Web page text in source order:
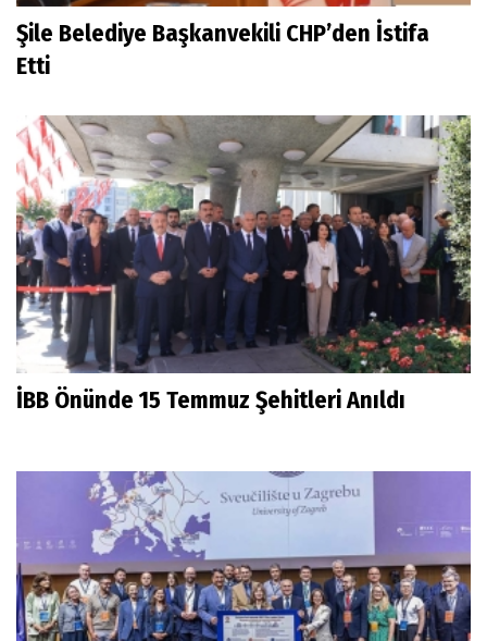
Şile Belediye Başkanvekili CHP’den İstifa
Etti
İBB Önünde 15 Temmuz Şehitleri Anıldı